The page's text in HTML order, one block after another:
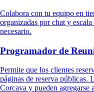
Colabora con tu equipo en
organizadas por chat y
necesario.
Programador de
Permite que los clientes
páginas de reserva públicas.
Corcava y pueden agregarse